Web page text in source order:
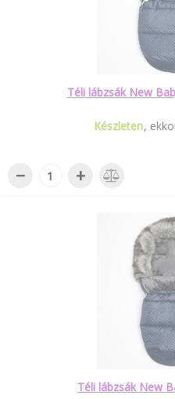
Téli lábzsák New
Készleten
− +
Téli lábzsák New